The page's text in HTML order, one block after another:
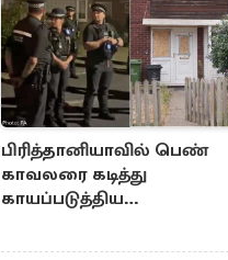
பிரித்தானியாவில் பெண்
காவலரை கடித்து
காயப்படுத்திய
அதிரடியாக கைது